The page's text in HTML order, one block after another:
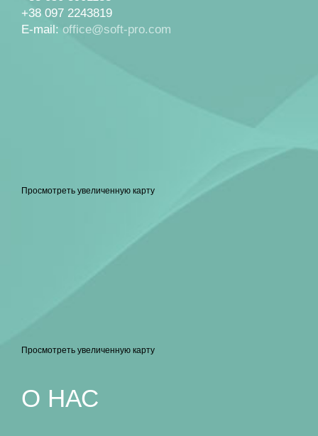
+38 097 2243819
E-mail: office@soft-pro.com
Просмотреть увеличенную карту
Просмотреть увеличенную карту
O НАС